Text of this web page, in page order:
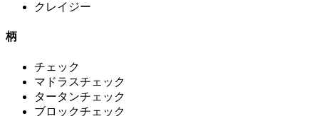
クレイジー
柄
チェック
マドラスチェック
タータンチェック
ブロックチェック